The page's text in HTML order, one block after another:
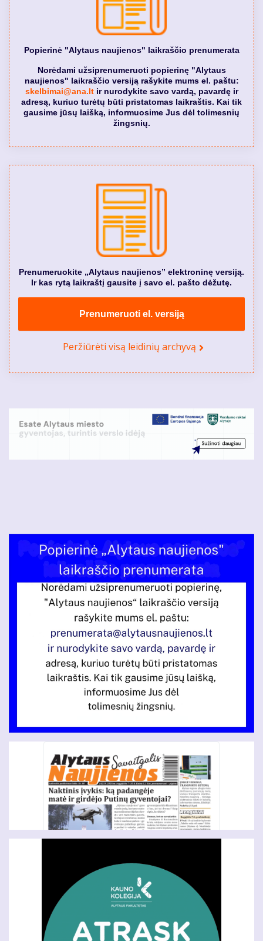
Popierinė "Alytaus naujienos" laikraščio prenumerata
Norėdami užsiprenumeruoti popierinę "Alytaus
naujienos" laikraščio versiją rašykite mums el. paštu:
skelbimai@ana.ltir nurodykite savo vardą, pavardę ir
adresą, kuriuo turėtų būti pristatomas laikraštis. Kai tik
gausime jūsų laišką, informuosime Jus dėl tolimesnių
žingsnių.
Prenumeruokite „Alytaus naujienos” elektroninę versiją.
Ir kas rytą laikraštį gausite į savo el. pašto dėžutę.
Prenumeruoti el. versiją
Peržiūrėti visą leidinių archyvą